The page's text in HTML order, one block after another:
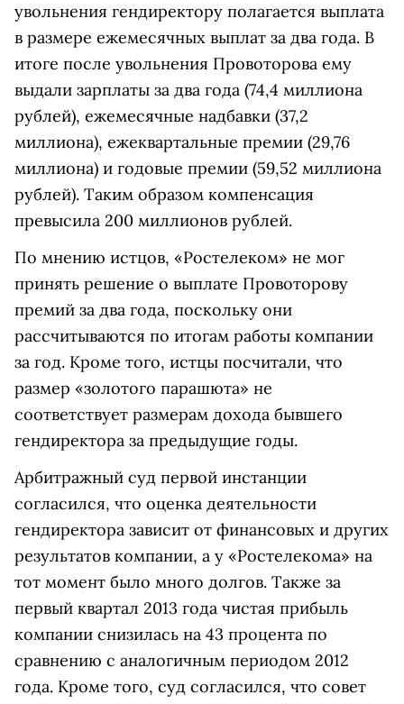
увольнения гендиректору полагается выплата
в размере ежемесячных выплат за два года. В
итоге после увольнения Провоторова ему
выдали зарплаты за два года (74,4 миллиона
рублей), ежемесячные надбавки (37,2
миллиона), ежеквартальные премии (29,76
миллиона) и годовые премии (59,52 миллиона
рублей). Таким образом компенсация
превысила 200 миллионов рублей.
По мнению истцов, «Ростелеком» не мог
принять решение о выплате Провоторову
премий за два года, поскольку они
рассчитываются по итогам работы компании
за год. Кроме того, истцы посчитали, что
размер «золотого парашюта» не
соответствует размерам дохода бывшего
гендиректора за предыдущие годы.
Арбитражный суд первой инстанции
согласился, что оценка деятельности
гендиректора зависит от финансовых и других
результатов компании, а у «Ростелекома» на
тот момент было много долгов. Также за
первый квартал 2013 года чистая прибыль
компании снизилась на 43 процента по
сравнению с аналогичным периодом 2012
года. Кроме того, суд согласился, что совет